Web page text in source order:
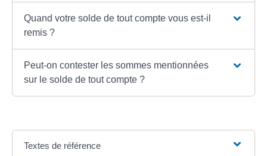
Quand votre solde de tout compte vous est-il
remis ?
Peut-on contester les sommes mentionnées
sur le solde de tout compte ?
Textes de référence